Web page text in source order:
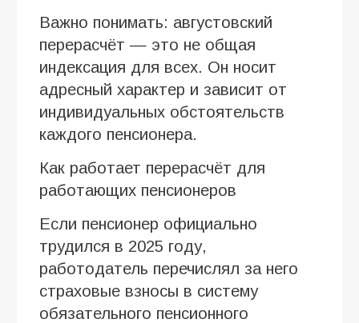
Важно понимать: августовский
перерасчёт — это не общая
индексация для всех. Он носит
адресный характер и зависит от
индивидуальных обстоятельств
каждого пенсионера.
Как работает перерасчёт для
работающих пенсионеров
Если пенсионер официально
трудился в 2025 году,
работодатель перечислял за него
страховые взносы в систему
обязательного пенсионного